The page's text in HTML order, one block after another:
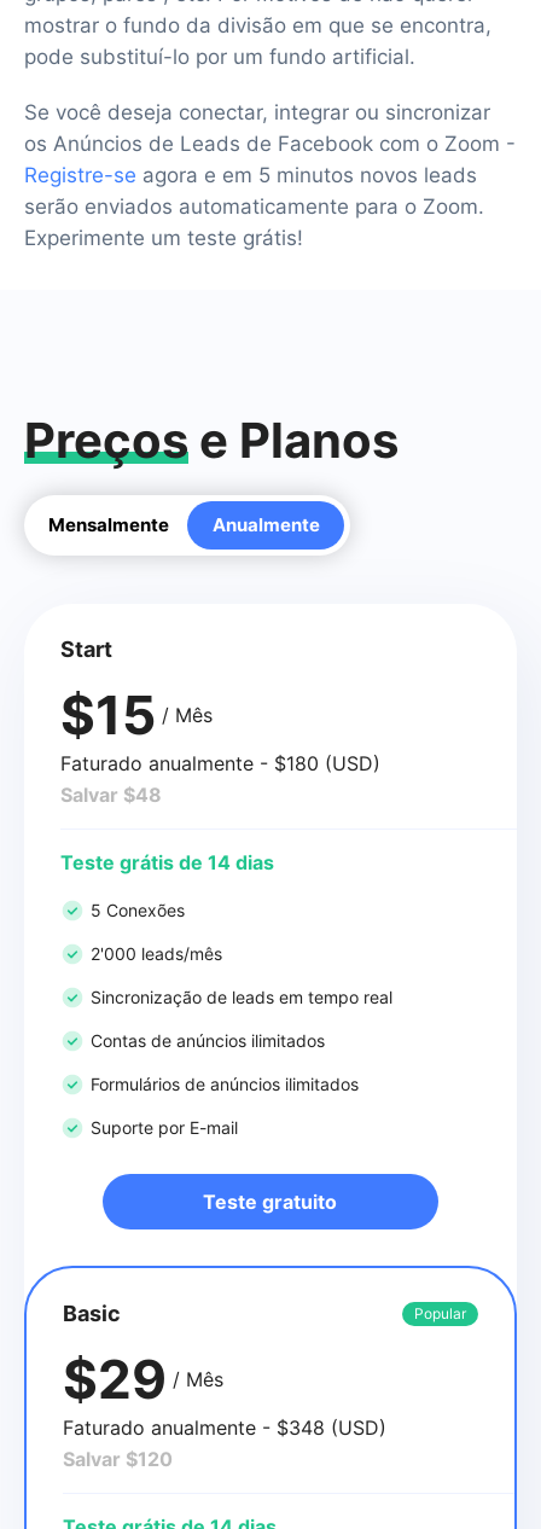
mostrar o fundo da divisão em que se encontra,
pode substituí-lo por um fundo artificial.
Se você deseja conectar, integrar ou sincronizar
os Anúncios de Leads de Facebook com o Zoom -
Registre-se agora e em 5 minutos novos leads
serão enviados automaticamente para o Zoom.
Experimente um teste grátis!
Preços e Planos
Mensalmente Anualmente
Start
$15 / Mês
Faturado anualmente - $180 (USD)
Salvar $48
Teste grátis de 14 dias
5 Conexões
2'000 leads/mês
Sincronização de leads em tempo real
Contas de anúncios ilimitados
Formulários de anúncios ilimitados
Suporte por E-mail
Teste gratuito
Basic Popular
$29 / Mês
Faturado anualmente - $348 (USD)
Salvar $120